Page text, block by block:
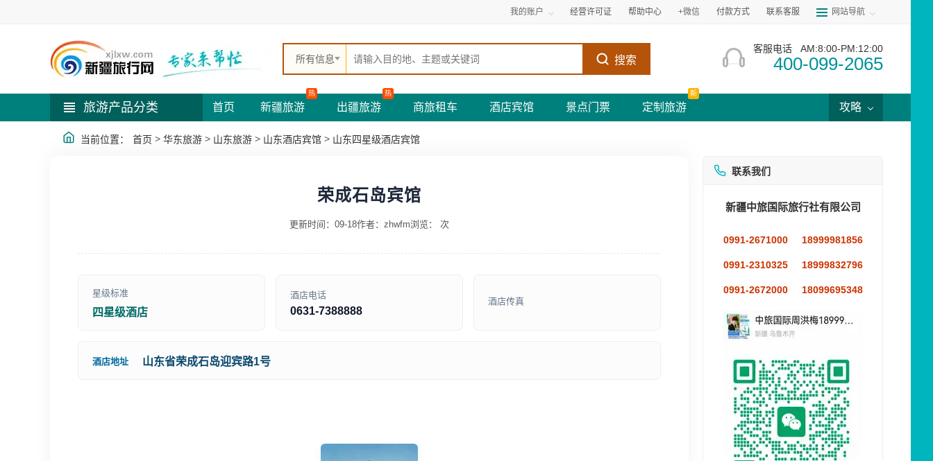
我的账户 经营许可证 帮助中心 +微信 付款方式 联系客服 网站导航
所有信息 搜索
客服电话 AM:8:00-PM:12:00
400-099-2065
旅游产品分类 首页 新疆旅游
热
出疆旅游
热
商旅租车 酒店宾馆 景点门票 定制旅游
新
攻略
当前位置： 首页 > 华东旅游 > 山东旅游 > 山东酒店宾馆 > 山东四星级酒店宾馆
荣成石岛宾馆
更新时间：09-18作者：zhwfm浏览： 次
星级标准
四星级酒店
酒店电话
0631-7388888
酒店传真
酒店地址 山东省荣成石岛迎宾路1号
联系我们
新疆中旅国际旅行社有限公司
0991-2671000 18999981856
0991-2310325 18999832796
0991-2672000 18099695348